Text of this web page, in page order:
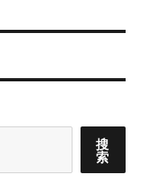
搜
索